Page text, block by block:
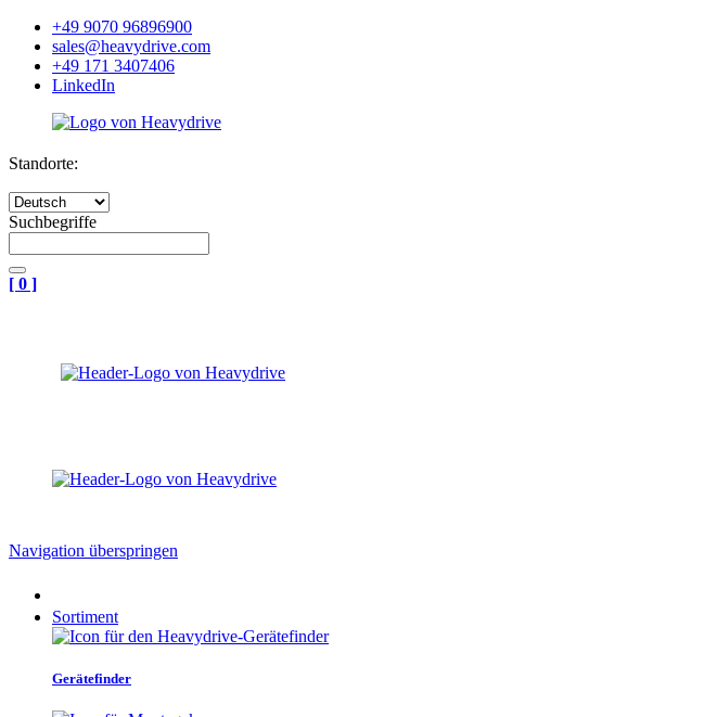
+49 9070 96896900
sales@heavydrive.com
+49 171 3407406
LinkedIn
Standorte:
Suchbegriffe
[ 0 ]
Navigation überspringen
Sortiment
Gerätefinder